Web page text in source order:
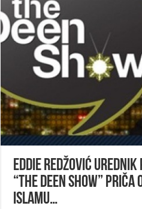
Eddie Redžović
“The Deen Show”
islamu…